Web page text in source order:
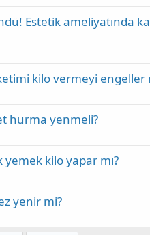
Estetik ameliyatında
kilo vermeyi engeller
hurma yenmeli?
yemek kilo yapar mı?
yenir mi?